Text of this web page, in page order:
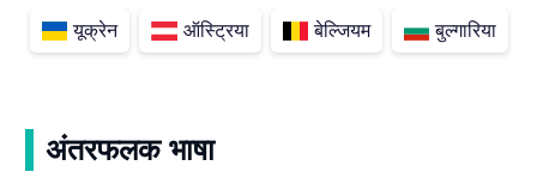
यूक्रेन ऑस्ट्रिया बेल्जियम बुल्गारिया
अंतरफलक भाषा